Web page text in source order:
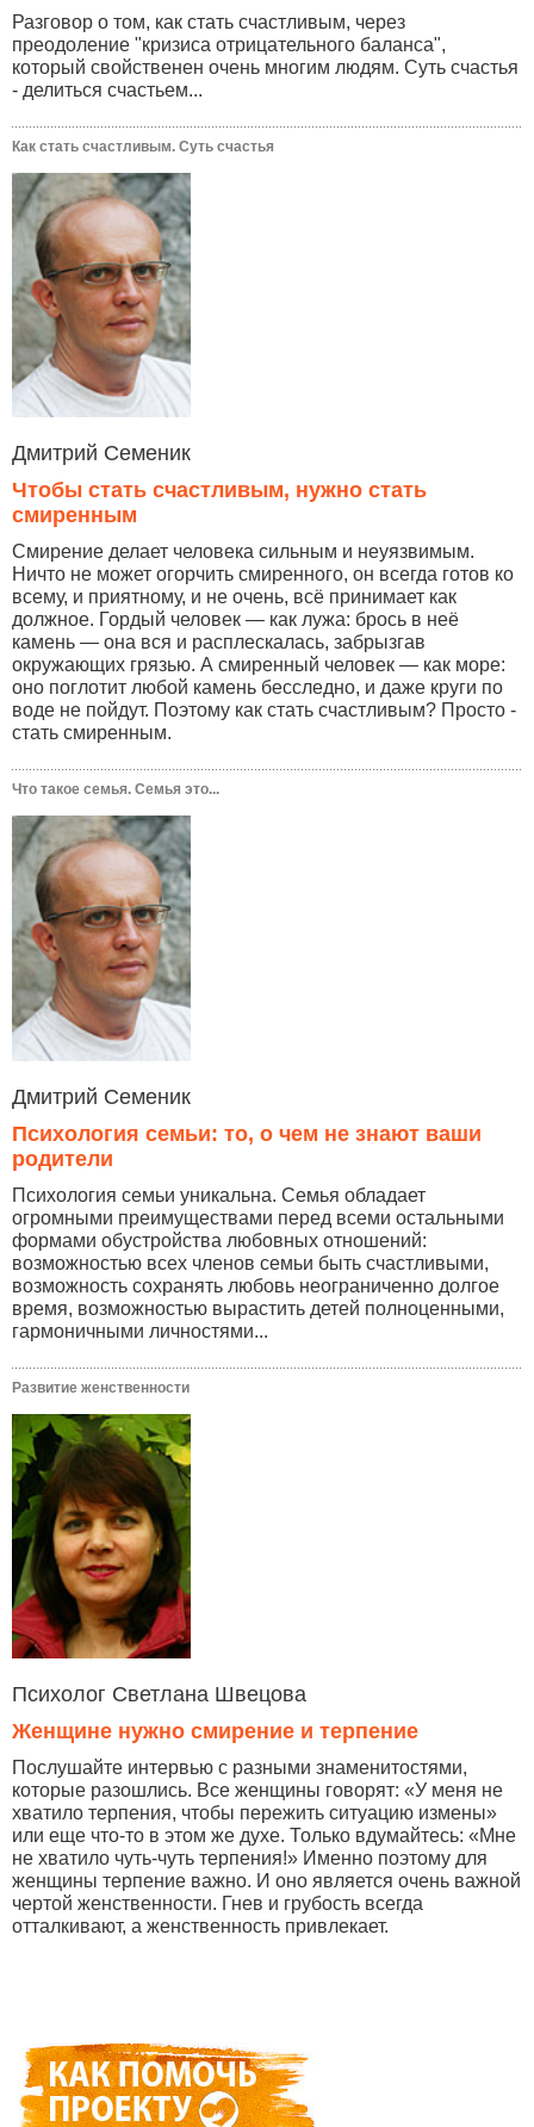
Разговор о том, как стать счастливым, через
преодоление "кризиса отрицательного баланса",
который свойственен очень многим людям. Суть счастья
- делиться счастьем...
Как стать счастливым. Суть счастья
Дмитрий Семеник
Чтобы стать счастливым, нужно стать
смиренным
Смирение делает человека сильным и неуязвимым.
Ничто не может огорчить смиренного, он всегда готов ко
всему, и приятному, и не очень, всё принимает как
должное. Гордый человек — как лужа: брось в неё
камень — она вся и расплескалась, забрызгав
окружающих грязью. А смиренный человек — как море:
оно поглотит любой камень бесследно, и даже круги по
воде не пойдут. Поэтому как стать счастливым? Просто -
стать смиренным.
Что такое семья. Семья это...
Дмитрий Семеник
Психология семьи: то, о чем не знают ваши
родители
Психология семьи уникальна. Семья обладает
огромными преимуществами перед всеми остальными
формами обустройства любовных отношений:
возможностью всех членов семьи быть счастливыми,
возможность сохранять любовь неограниченно долгое
время, возможностью вырастить детей полноценными,
гармоничными личностями...
Развитие женственности
Психолог Светлана Швецова
Женщине нужно смирение и терпение
Послушайте интервью с разными знаменитостями,
которые разошлись. Все женщины говорят: «У меня не
хватило терпения, чтобы пережить ситуацию измены»
или еще что-то в этом же духе. Только вдумайтесь: «Мне
не хватило чуть-чуть терпения!» Именно поэтому для
женщины терпение важно. И оно является очень важной
чертой женственности. Гнев и грубость всегда
отталкивают, а женственность привлекает.